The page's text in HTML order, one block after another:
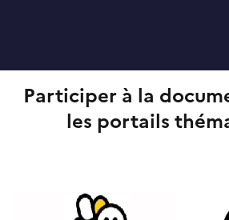
Participer à la
les portails